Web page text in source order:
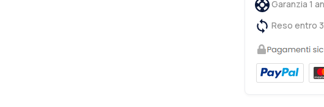
Garanzia 1
Reso entro